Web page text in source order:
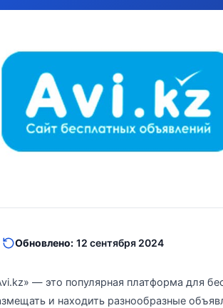
Обновлено: 12 сентября 2024
— это популярная платформа для
и находить разнообразные